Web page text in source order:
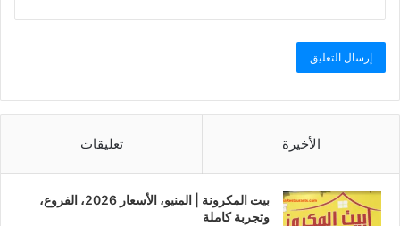
الأخيرة تعليقات
بيت المكرونة | المنيو، الأسعار 2026، الفروع،
وتجربة كاملة